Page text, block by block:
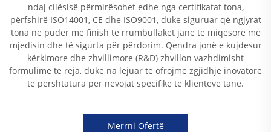
ndaj cilësisë përmirësohet edhe nga certifikatat tona,
përfshirë ISO14001, CE dhe ISO9001, duke siguruar që ngjyrat
tona në puder me finish të rrumbullakët janë të miqësore me
mjedisin dhe të sigurta për përdorim. Qendra jonë e kujdesur
kërkimore dhe zhvillimore (R&D) zhvillon vazhdimisht
formulime të reja, duke na lejuar të ofrojmë zgjidhje inovatore
të përshtatura për nevojat specifike të klientëve tanë.
Merrni Ofertë